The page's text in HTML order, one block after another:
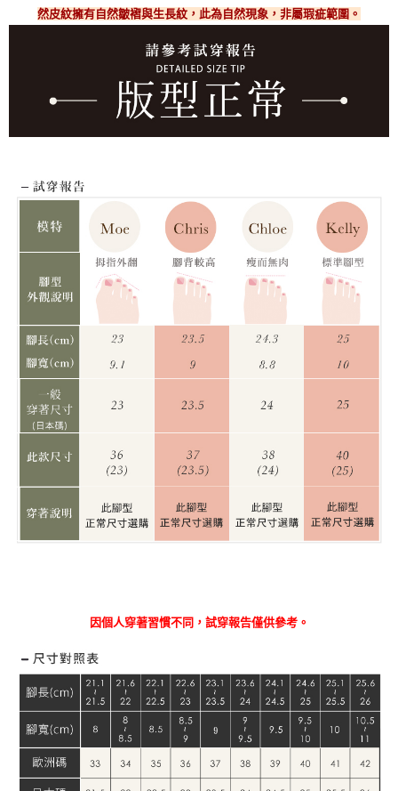
然皮紋擁有自然皺褶與生長紋，此為自然現象，非屬瑕疵範圍。
因個人穿著習慣不同，試穿報告僅供參考。